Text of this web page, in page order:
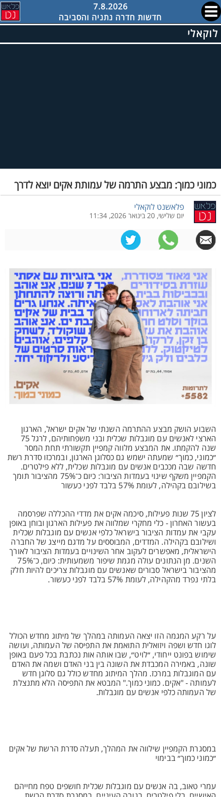
7.8.2026
חדשות חדרה נתניה והסביבה
לוקאלי
כמוני כמוך: מבצע התרמה של עמותת אקים יוצא לדרך
פלאשנט לוקאלי
יום שלישי, 20 בינואר 2026, 11:34
השבוע הושק מבצע ההתרמה השנתי של אקים ישראל, הארגון
הארצי לאנשים עם מוגבלות שכלית ובני משפחותיהם, לרגל 75
שנה להקמתו. את המבצע מלווה קמפיין תקשורתי תחת המסר
״כמוני, כמוך״ שמעתה ישמש גם כסלוגן הארגון, ובמרכזו סדרת רשת
חדשה שבה מככבים אנשים עם מוגבלות שכלית, ללא פילטרים.
הקמפיין משקף שינוי בעמדות הציבור: כיום כ־75% מהציבור תומך
בשילובם בקהילה, לעומת 57% בלבד לפני כעשור
לציון 75 שנות פעילות, סיכמה אקים את מדדי ההכללה שפרסמה
בעשור האחרון - כלי מחקרי שמלווה את פעילות הארגון ובוחן באופן
עקבי את עמדות הציבור בישראל כלפי אנשים עם מוגבלות שכלית
ושילובם בקהילה. המדדים, המבוססים על מדגם מייצג של החברה
הישראלית, מאפשרים לעקוב אחר השינויים בעמדות הציבור לאורך
השנים. מן הנתונים עולה מגמת שיפור משמעותית: כיום, כ־75%
מהציבור בישראל סבורים שאנשים עם מוגבלות צריכים להיות חלק
בלתי נפרד מהקהילה, לעומת 57% בלבד לפני כעשור.
על רקע המגמה הזו יצאה העמותה במהלך של מיתוג מחדש הכולל
לוגו חדש ושפה ויזואלית התואמת את התפיסה של העמותה, ועושה
שימוש בפונט ייחודי, ״לויט״, שבו אותה אות נכתבת בכל פעם באופן
שונה, באמירה המכבדת את השונה בין בני האדם ושמה את האדם
עם המוגבלות במרכז. מהלך המיתוג מחדש כולל גם סלוגן חדש
לעמותה - "אקים. כמוני כמוך." המבטא את התפיסה הלא מתנצלת
של העמותה כלפי אנשים עם מוגבלות.
במסגרת הקמפיין שילווה את המהלך, תעלה סדרת הרשת של אקים
״כמוני כמוך״ בבימוי
עמרי טאוב, בה אנשים עם מוגבלות שכלית חושפים טפח מחייהם